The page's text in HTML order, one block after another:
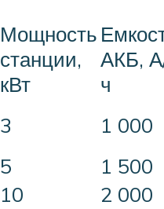
Мощность
станции,
кВт
АКБ,
ч
3
1 000
5
1 500
10
2 000